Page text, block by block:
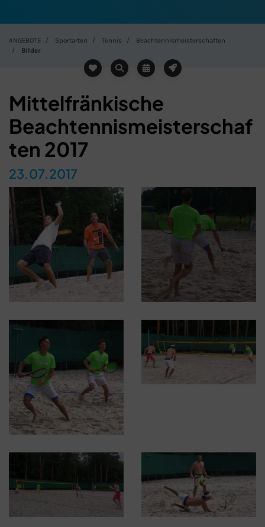
ANGEBOTE Sportarten Tennis
Beachtennismeisterschaften
Bilder
Mittelfränkische
Beachtennismeisterschaf
ten 2017
23.07.2017